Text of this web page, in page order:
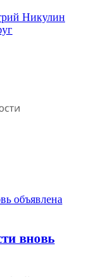
Никулин
вновь